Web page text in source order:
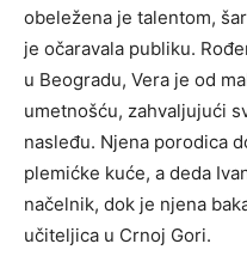
obeležena je talentom,
je očaravala publiku.
u Beogradu, Vera je od
umetnošću, zahvaljujući
nasleđu. Njena porodica
plemićke kuće, a deda
načelnik, dok je njena
učiteljica u Crnoj Gori.